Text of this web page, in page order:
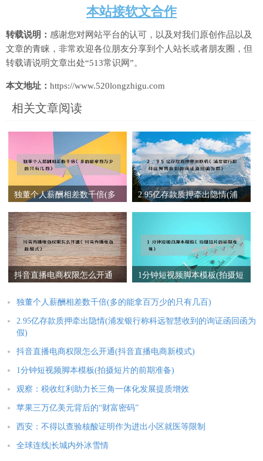
本站接软文合作
转载说明： 感谢您对网站平台的认可，以及对我们原创作品以及
文章的青睐，非常欢迎各位朋友分享到个人站长或者朋友圈，但
转载请说明文章出处“513常识网”。
本文地址： https://www.520longzhigu.com
相关文章阅读
独董个人薪酬相差数千倍(多
2.95亿存款质押牵出隐情(浦
抖音直播电商权限怎么开通
1分钟短视频脚本模板(拍摄短
独董个人薪酬相差数千倍(多的能拿百万少的只有几百)
2.95亿存款质押牵出隐情(浦发银行称科远智慧收到的询证函回函为
假)
抖音直播电商权限怎么开通(抖音直播电商新模式)
1分钟短视频脚本模板(拍摄短片的前期准备)
观察：税收红利助力长三角一体化发展提质增效
苹果三万亿美元背后的“财富密码”
西安：不得以查验核酸证明作为进出小区就医等限制
全球连线|长城内外冰雪情